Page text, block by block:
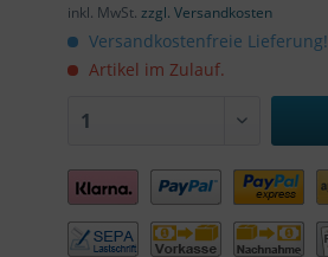
inkl. MwSt.zzgl. Versandkosten
Versandkostenfreie Lieferung!
Artikel im Zulauf.